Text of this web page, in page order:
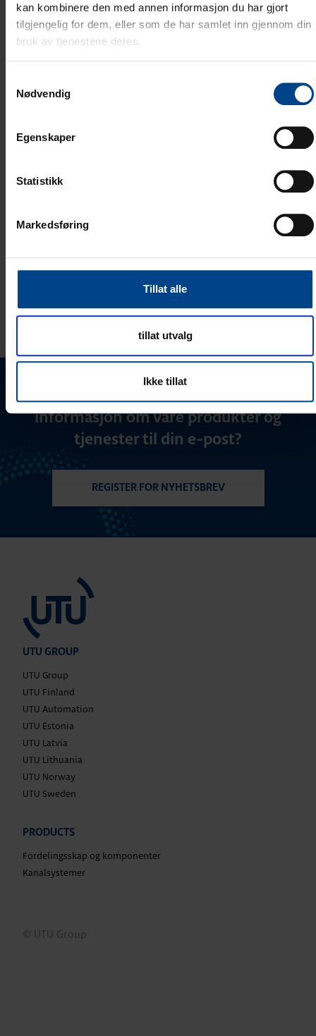
kan kombinere den med annen informasjon du har gjort
tilgjengelig for dem, eller som de har samlet inn gjennom din
bruk av tjenestene deres.
Nødvendig
Egenskaper
Statistikk
Markedsføring
Tillat alle
tillat utvalg
Ikke tillat
TECHNICAL SPECIFICATIONS DOWNLOADS
HØYDE (MM)
RATINGS AND MARKINGS
informasjon om våre produkter og
tjenester til din e-post?
REGISTER FOR NYHETSBREV
UTU GROUP
UTU Group
UTU Finland
UTU Automation
UTU Estonia
UTU Latvia
UTU Lithuania
UTU Norway
UTU Sweden
PRODUCTS
Fordelingsskap og komponenter
Kanalsystemer
© UTU Group